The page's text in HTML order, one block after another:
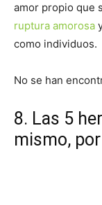
amor propio que
ruptura amorosa
como individuos.
No se han
8. Las 5
mismo,